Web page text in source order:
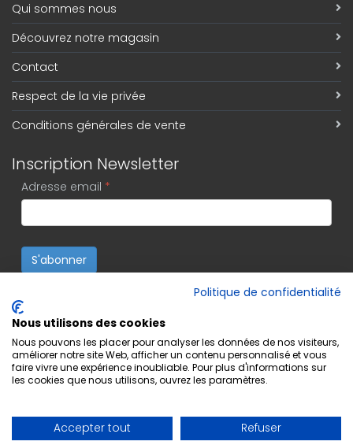
Qui sommes nous
Découvrez notre magasin
Contact
Respect de la vie privée
Conditions générales de vente
Inscription Newsletter
Adresse email *
S'abonner
Politique de confidentialité
Nous utilisons des cookies
Nous pouvons les placer pour analyser les données de nos visiteurs,
améliorer notre site Web, afficher un contenu personnalisé et vous
faire vivre une expérience inoubliable. Pour plus d'informations sur
les cookies que nous utilisons, ouvrez les paramètres.
Accepter tout Refuser